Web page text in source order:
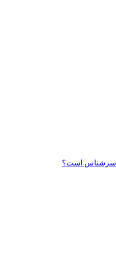
سرشناس است؟